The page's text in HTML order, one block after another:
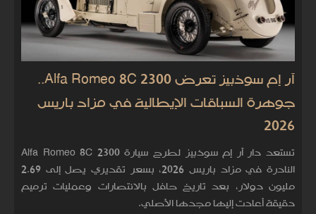
آر إم سوذبيز تعرض Alfa Romeo 8C 2300..
جوهرة السباقات الإيطالية في مزاد باريس
2026
تستعد دار آر إم سوذبيز لطرح سيارة Alfa Romeo 8C 2300
النادرة في مزاد باريس 2026، بسعر تقديري يصل إلى 2.69
مليون دولار، بعد تاريخ حافل بالانتصارات وعمليات ترميم
دقيقة أعادت إليها مجدها الأصلي.